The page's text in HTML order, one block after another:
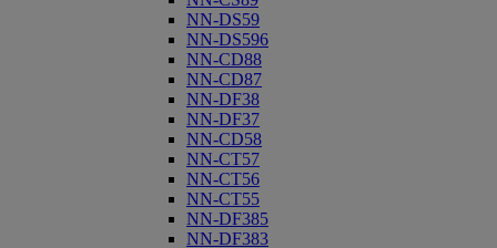
NN-DS59
NN-DS596
NN-CD88
NN-CD87
NN-DF38
NN-DF37
NN-CD58
NN-CT57
NN-CT56
NN-CT55
NN-DF385
NN-DF383